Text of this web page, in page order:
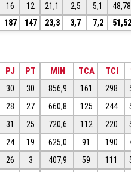
16 12 21,1 2,5 5,1
48,78
187 147 23,3 3,7 7,2 51,52
PJ PT MIN TCA TCI
30 30 856,9 161 298
28 27 660,8 125 244
31 25 720,6 112 220
24 19 625,0 91 190
26 3 407,9 59 111